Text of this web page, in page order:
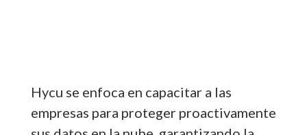
Hycu se enfoca en capacitar a las
empresas para proteger proactivamente